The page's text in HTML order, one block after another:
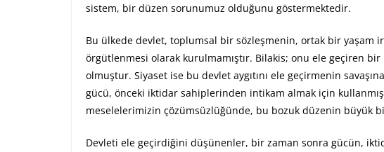
sistem, bir düzen sorunumuz olduğunu göstermektedir.
Bu ülkede devlet, toplumsal bir sözleşmenin, ortak bir yaşam
örgütlenmesi olarak kurulmamıştır. Bilakis; onu ele geçiren
olmuştur. Siyaset ise bu devlet aygıtını ele geçirmenin
gücü, önceki iktidar sahiplerinden intikam almak için
meselelerimizin çözümsüzlüğünde, bu bozuk düzenin büyük
Devleti ele geçirdiğini düşünenler, bir zaman sonra gücün,